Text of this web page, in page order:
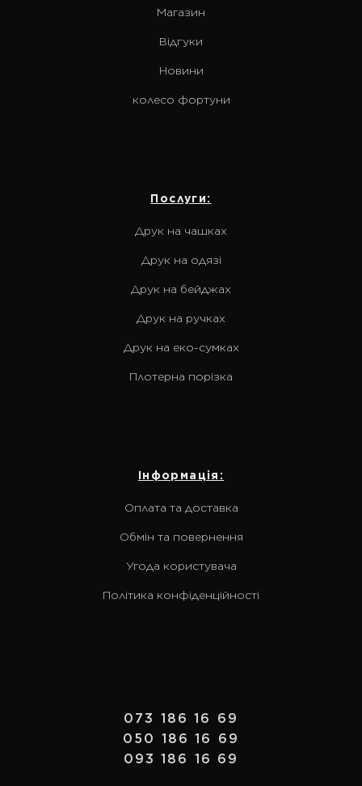
Магазин
Відгуки
Новини
колесо фортуни
Послуги:
Друк на чашках
Друк на одязі
Друк на бейджах
Друк на ручках
Друк на еко-сумках
Плотерна порізка
Інформація:
Оплата та доставка
Обмін та повернення
Угода користувача
Політика конфіденційності
073 186 16 69
050 186 16 69
093 186 16 69